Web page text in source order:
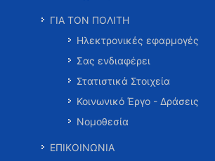
ΓΙΑ ΤΟΝ ΠΟΛΙΤΗ
Ηλεκτρονικές εφαρμογές
Σας ενδιαφέρει
Στατιστικά Στοιχεία
Κοινωνικό Έργο - Δράσεις
Νομοθεσία
ΕΠΙΚΟΙΝΩΝΙΑ